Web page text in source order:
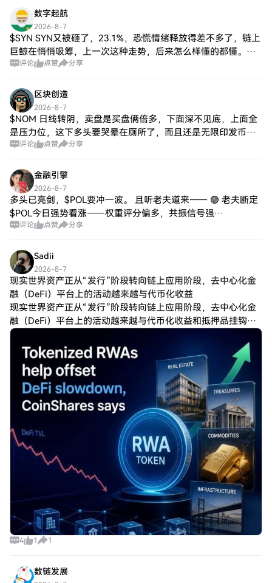
数字起航
2026-8-7
$SYN SYN又被砸了，23.1%，恐慌情绪释放得差不多了，链上
巨鲸在悄悄吸筹，上一次这种走势，后来怎么样懂的都懂。割
肉的让让，我来接。
评论 点赞 分享
区块创造
2026-8-7
$NOM 日线转阴，卖盘是买盘俩倍多，下面深不见底，上面全
是压力位，这下多头要哭晕在厕所了，而且还是无限印发币，
你买多少，庄家发多少
评论 点赞 分享
金融引擎
2026-8-7
多头已亮剑，$POL要冲一波。 且听老夫道来—— 🟢 老夫断定
$POL今日强势看涨——权重评分偏多，共振信号强
────────── 卦象解读 ────────── 【周线】山天大畜
评论 点赞 分享
Sadii
2026-8-7
现实世界资产正从“发行”阶段转向链上应用阶段，去中心化金
融（DeFi）平台上的活动越来越与代币化收益
现实世界资产正从“发行”阶段转向链上应用阶段，去中心化金
融（DeFi）平台上的活动越来越与代币化收益和抵押品挂钩，
而非DeFi整体发展势头。CoinShares和Token Terminal周四联
合发
4 1 1
数链发展